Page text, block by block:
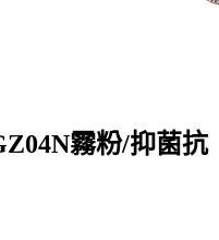
霧粉/抑菌抗